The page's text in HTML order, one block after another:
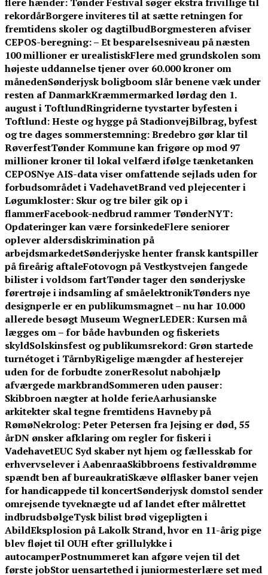
rekordårBorgere inviteres til at sætte retningen for
fremtidens skoler og dagtilbudBorgmesteren afviser
CEPOS-beregning: – Et besparelsesniveau på næsten
100 millioner er urealistiskFlere med grundskolen som
højeste uddannelse tjener over 60.000 kroner om
månedenSønderjysk boligboom slår benene væk under
resten af DanmarkKræmmermarked lørdag den 1.
august i ToftlundRingriderne tyvstarter byfesten i
Toftlund: Heste og hygge på StadionvejBilbrag, byfest
og tre dages sommerstemning: Bredebro gør klar til
RøverfestTønder Kommune kan frigøre op mod 97
millioner kroner til lokal velfærd ifølge tænketanken
CEPOSNye AIS-data viser omfattende sejlads uden for
forbudsområdet i VadehavetBrand ved plejecenter i
Løgumkloster: Skur og tre biler gik op i
flammerFacebook-nedbrud rammer TønderNYT:
Opdateringer kan være forsinkedeFlere seniorer
oplever aldersdiskrimination på
arbejdsmarkedetSønderjyske henter fransk kantspiller
på fireårig aftaleFotovogn på Vestkystvejen fangede
bilister i voldsom fartTønder tager den sønderjyske
førertrøje i indsamling af småelektronikTønders nye
designperle er en publikumsmagnet – nu har 10.000
allerede besøgt Museum WegnerLEDER: Kursen må
lægges om – for både havbunden og fiskeriets
skyldSolskinsfest og publikumsrekord: Grøn startede
turnétoget i TårnbyRigelige mængder af hesterejer
uden for de forbudte zonerResolut nabohjælp
afværgede markbrandSommeren uden pauser:
Skibbroen nægter at holde ferieAarhusianske
arkitekter skal tegne fremtidens Havneby på
RømøNekrolog: Peter Petersen fra Jejsing er død, 55
årDN ønsker afklaring om regler for fiskeri i
VadehavetEUC Syd skaber nyt hjem og fællesskab for
erhvervselever i AabenraaSkibbroens festivaldrømme
spændt ben af bureaukratiSkæve ølflasker baner vejen
for handicappede til koncertSønderjysk domstol sender
omrejsende tyveknægte ud af landet efter målrettet
indbrudsbølgeTysk bilist brød vigepligten i
AbildEksplosion på Lakolk Strand, hvor en 11-årig pige
blev fløjet til OUH efter grillulykke i
autocamperPostnummeret kan afgøre vejen til det
første jobStor uensartethed i juniormesterlære set med